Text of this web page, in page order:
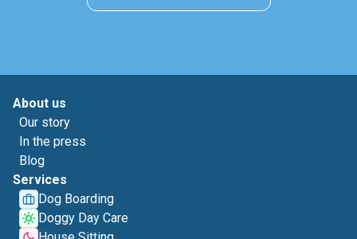
About us
Our story
In the press
Blog
Services
Dog Boarding
Doggy Day Care